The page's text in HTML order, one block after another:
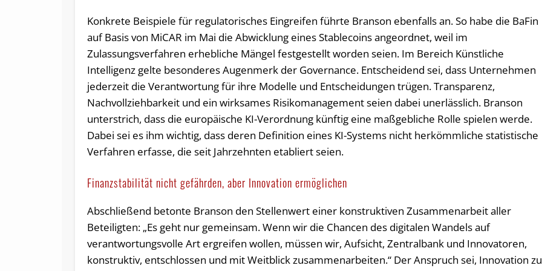
Konkrete Beispiele für regulatorisches Eingreifen führte Branson ebenfalls an. So habe die BaFin
auf Basis von MiCAR im Mai die Abwicklung eines Stablecoins angeordnet, weil im
Zulassungsverfahren erhebliche Mängel festgestellt worden seien. Im Bereich Künstliche
Intelligenz gelte besonderes Augenmerk der Governance. Entscheidend sei, dass Unternehmen
jederzeit die Verantwortung für ihre Modelle und Entscheidungen trügen. Transparenz,
Nachvollziehbarkeit und ein wirksames Risikomanagement seien dabei unerlässlich. Branson
unterstrich, dass die europäische KI-Verordnung künftig eine maßgebliche Rolle spielen werde.
Dabei sei es ihm wichtig, dass deren Definition eines KI-Systems nicht herkömmliche statistische
Verfahren erfasse, die seit Jahrzehnten etabliert seien.
Finanzstabilität nicht gefährden, aber Innovation ermöglichen
Abschließend betonte Branson den Stellenwert einer konstruktiven Zusammenarbeit aller
Beteiligten: „Es geht nur gemeinsam. Wenn wir die Chancen des digitalen Wandels auf
verantwortungsvolle Art ergreifen wollen, müssen wir, Aufsicht, Zentralbank und Innovatoren,
konstruktiv, entschlossen und mit Weitblick zusammenarbeiten.“ Der Anspruch sei, Innovation zu